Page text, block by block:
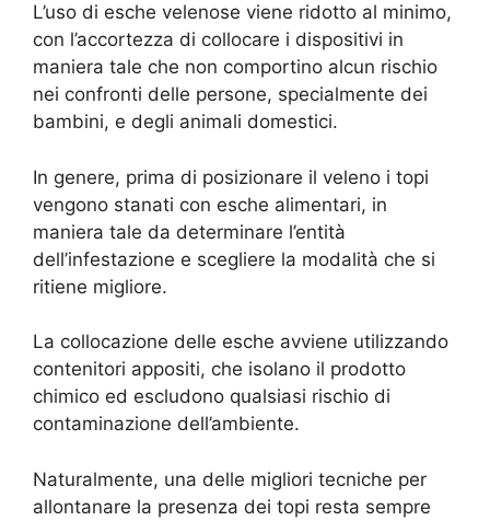
L’uso di esche velenose viene ridotto al minimo,
con l’accortezza di collocare i dispositivi in
maniera tale che non comportino alcun rischio
nei confronti delle persone, specialmente dei
bambini, e degli animali domestici.
In genere, prima di posizionare il veleno i topi
vengono stanati con esche alimentari, in
maniera tale da determinare l’entità
dell’infestazione e scegliere la modalità che si
ritiene migliore.
La collocazione delle esche avviene utilizzando
contenitori appositi, che isolano il prodotto
chimico ed escludono qualsiasi rischio di
contaminazione dell’ambiente.
Naturalmente, una delle migliori tecniche per
allontanare la presenza dei topi resta sempre